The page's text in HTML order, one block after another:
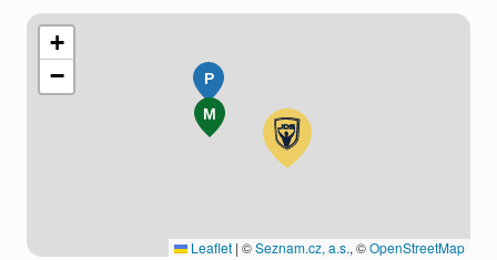
M
P
+
−
Leaflet | ©Seznam.cz, a.s., ©OpenStreetMap